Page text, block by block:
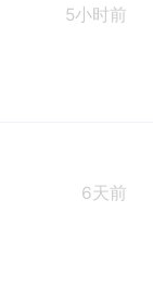
5小时前
6天前